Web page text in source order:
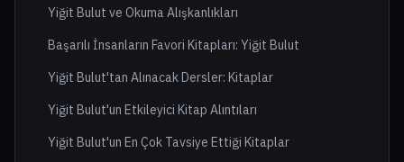
Yiğit Bulut ve Okuma Alışkanlıkları
Başarılı İnsanların Favori Kitapları: Yiğit Bulut
Yiğit Bulut'tan Alınacak Dersler: Kitaplar
Yiğit Bulut'un Etkileyici Kitap Alıntıları
Yiğit Bulut'un En Çok Tavsiye Ettiği Kitaplar